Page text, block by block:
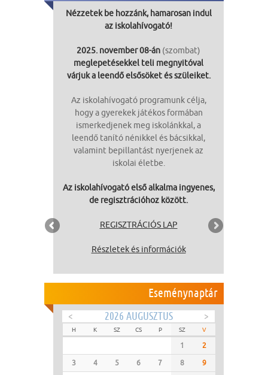
Nézzetek be hozzánk, hamarosan indul
az iskolahívogató!
2025. november 08-án (szombat)
meglepetésekkel teli megnyitóval
várjuk a leendő elsősöket és szüleiket.
Az iskolahívogató programunk célja,
hogy a gyerekek játékos formában
ismerkedjenek meg iskolánkkal, a
leendő tanító nénikkel és bácsikkal,
valamint bepillantást nyerjenek az
iskolai életbe.
Az iskolahívogató első alkalma ingyenes,
de regisztrációhoz között.
REGISZTRÁCIÓS LAP
Részletek és információk
Eseménynaptár
< 2026 AUGUSZTUS >
H K SZ CS P SZ V
1
2
3
4 5 6 7 8
9